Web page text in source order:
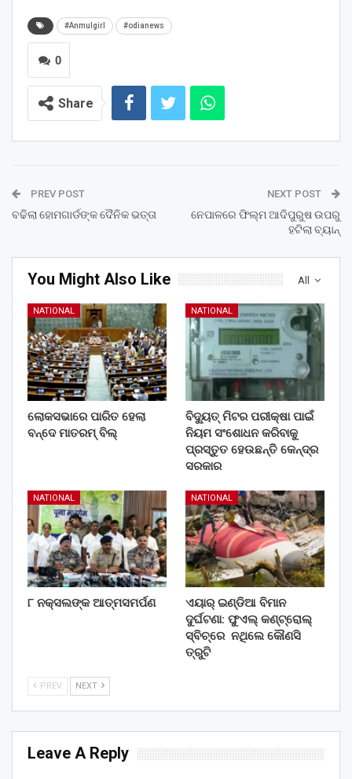
#Anmulgirl #odianews
0
Share
PREV POST
ବଢିଲା ହୋମଗାର୍ଡଙ୍କ ଦୈନିକ ଭତ୍ତା
NEXT POST
ନେପାଳରେ ଫିଲ୍ମ ଆଦିପୁରୁଷ ଉପରୁ
ହଟିଲା ବ୍ୟାନ୍
All
You Might Also Like
NATIONAL
ଲୋକସଭାରେ ପାରିତ ହେଲା
ବନ୍ଦେ ମାତରମ୍‌ ବିଲ୍‌
NATIONAL
ବିଦ୍ୟୁତ୍ ମିଟର ପରୀକ୍ଷା ପାଇଁ
ନିୟମ ସଂଶୋଧନ କରିବାକୁ
ପ୍ରସ୍ତୁତ ହେଉଛନ୍ତି କେନ୍ଦ୍ର
ସରକାର
NATIONAL
୮ ନକ୍ସଲଙ୍କ ଆତ୍ମସମର୍ପଣ
NATIONAL
ଏୟାର୍ ଇଣ୍ଡିଆ ବିମାନ
ଦୁର୍ଘଟଣା: ଫୁଏଲ୍‌ କଣ୍ଟ୍ରୋଲ୍‌
ସ୍ବିଚ୍‌ରେ ନଥିଲେ କୌଣସି
ତ୍ରୁଟି
PREV NEXT
Leave A Reply